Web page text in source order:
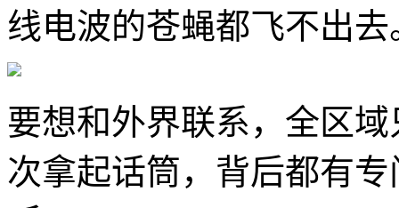
线电波的苍蝇都飞不出去
要想和外界联系，全区
次拿起话筒，背后都有